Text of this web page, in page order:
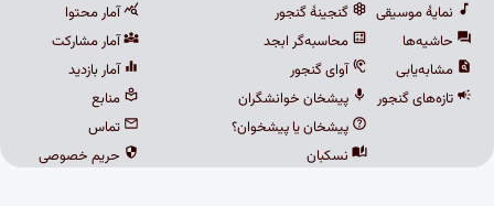
نمایهٔ موسیقی
حاشیه‌ها
مشابه‌یابی
تازه‌های گنجور
گنجینهٔ گنجور
محاسبه‌گر ابجد
آوای گنجور
پیشخان خوانشگران
پیشخان یا پیشخوان؟
نسکبان
آمار محتوا
آمار مشارکت
آمار بازدید
منابع
تماس
حریم خصوصی